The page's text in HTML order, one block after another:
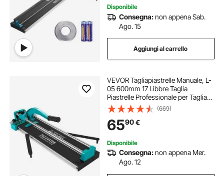
Disponibile
Consegna:non appena Sab.
Ago. 15
Aggiungi al carrello
VEVOR Tagliapiastrelle Manuale, L-
05 600mm 17 Libbre Taglia
Piastrelle Professionale per Tagliare
Tutti I Tipi di Piastrelle, Comprese
Piastrelle in Ceramica, Gres
Porcellanato e Piastrelle Lucide
(669)
6590€
Disponibile
Consegna:non appena Mer.
Ago. 12